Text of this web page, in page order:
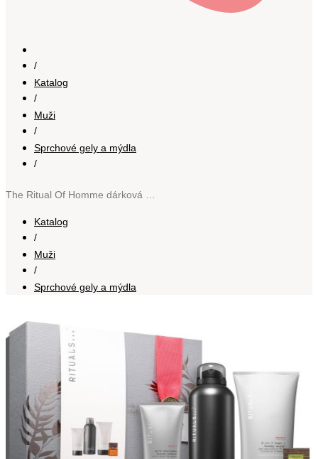
/
Katalog
/
Muži
/
Sprchové gely a mýdla
/
Katalog
/
Muži
/
Sprchové gely a mýdla